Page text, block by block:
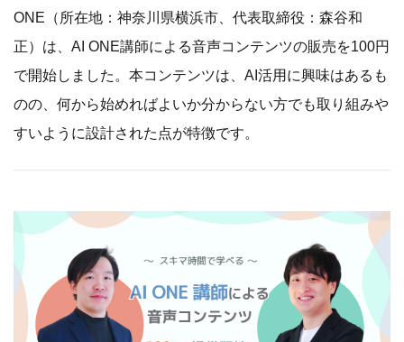
ONE（所在地：神奈川県横浜市、代表取締役：森谷和
正）は、AI ONE講師による音声コンテンツの販売を100円
で開始しました。本コンテンツは、AI活用に興味はあるも
のの、何から始めればよいか分からない方でも取り組みや
すいように設計された点が特徴です。